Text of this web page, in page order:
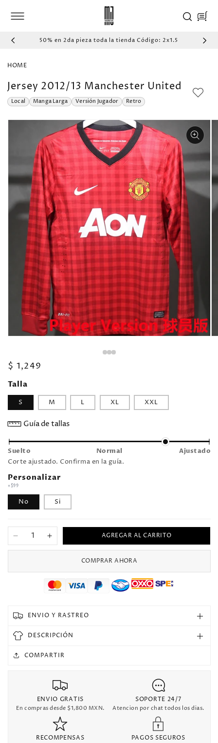
AL CONTENIDO
Carrito
50% en 2da pieza toda la tienda Código: 2x1.5
HOME
Jersey 2012/13 Manchester United
Local Manga Larga Versión Jugador Retro
IR
A LA
INFORMACIÓN
DEL PRODUCTO
Precio
habitual
$ 1,249
Talla
S M L XL XXL
Guía de tallas
Suelto Normal Ajustado
Corte ajustado. Confirma en la guía.
Personalizar
+$99
No Si
Reducir
cantidad
Jersey
Manchester
Local
Manga
larga
Versión
Jugador
Aumentar
cantidad
Jersey
2012/13
Manchester
Local
larga
Jugador
AGREGAR AL CARRITO
COMPRAR AHORA
ENVIO Y RASTREO
DESCRIPCIÓN
COMPARTIR
ENVIO GRATIS
En compras desde $1,800 MXN.
SOPORTE 24/7
Atencion por chat todos los dias.
RECOMPENSAS PAGOS SEGUROS